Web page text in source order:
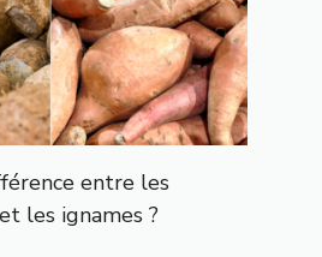
entre les
les ignames ?